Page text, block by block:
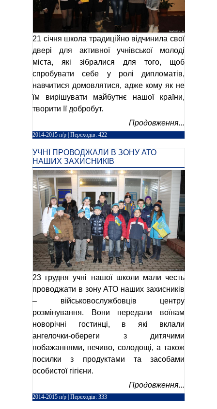
21 січня школа традиційно відчинила свої
двері для активної учнівської молоді
міста, які зібралися для того, щоб
спробувати себе у ролі дипломатів,
навчитися домовлятися, адже кому як не
їм вирішувати майбутнє нашої країни,
творити її добробут.
Продовження...
2014-2015 н/р | Переходів: 422
УЧНІ ПРОВОДЖАЛИ В ЗОНУ АТО
НАШИХ ЗАХИСНИКІВ
23 грудня учні нашої школи мали честь
проводжати в зону АТО наших захисників
– військовослужбовців центру
розмінування. Вони передали воїнам
новорічні гостинці, в які вклали
ангелочки-обереги з дитячими
побажаннями, печиво, солодощі, а також
посилки з продуктами та засобами
особистої гігієни.
Продовження...
2014-2015 н/р | Переходів: 333